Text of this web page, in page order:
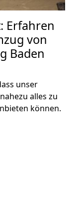
Erfahren
von
Baden
unser
alles zu
können.